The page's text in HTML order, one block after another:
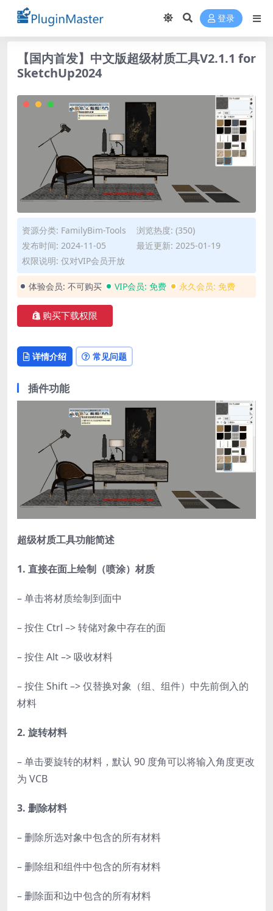
登录
【国内首发】中文版超级材质工具V2.1.1 for
SketchUp2024
资源分类: FamilyBim-Tools
浏览热度: (350)
发布时间: 2024-11-05
最近更新: 2025-01-19
权限说明: 仅对VIP会员开放
体验会员: 不可购买 VIP会员: 免费 永久会员: 免费
购买下载权限
详情介绍 常见问题
插件功能
超级材质工具功能简述
1. 直接在面上绘制（喷涂）材质
– 单击将材质绘制到面中
– 按住 Ctrl –> 转储对象中存在的面
– 按住 Alt –> 吸收材料
– 按住 Shift –> 仅替换对象（组、组件）中先前倒入的
材料
2. 旋转材料
– 单击要旋转的材料，默认 90 度角可以将输入角度更改
为 VCB
3. 删除材料
– 删除所选对象中包含的所有材料
– 删除组和组件中包含的所有材料
– 删除面和边中包含的所有材料